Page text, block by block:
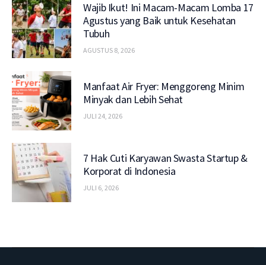
Wajib Ikut! Ini Macam-Macam Lomba 17
Agustus yang Baik untuk Kesehatan
Tubuh
AGUSTUS 8, 2026
Manfaat Air Fryer: Menggoreng Minim
Minyak dan Lebih Sehat
JULI 24, 2026
7 Hak Cuti Karyawan Swasta Startup &
Korporat di Indonesia
JULI 6, 2026